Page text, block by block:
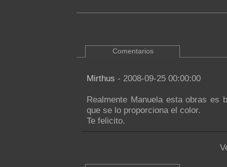
Comentarios
Mirthus - 2008-09-25 00:00:00
Realmente Manuela esta obras es
que se lo proporciona el color.
Te felicito.